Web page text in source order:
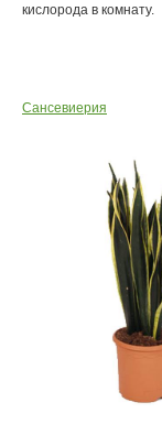
кислорода в комнату.
Сансевиерия